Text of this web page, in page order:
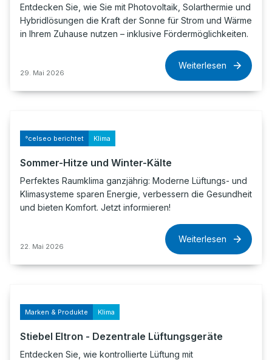
Entdecken Sie, wie Sie mit Photovoltaik, Solarthermie und
Hybridlösungen die Kraft der Sonne für Strom und Wärme
in Ihrem Zuhause nutzen – inklusive Fördermöglichkeiten.
29. Mai 2026
Weiterlesen
°celseo berichtet Klima
Sommer-Hitze und Winter-Kälte
Perfektes Raumklima ganzjährig: Moderne Lüftungs- und
Klimasysteme sparen Energie, verbessern die Gesundheit
und bieten Komfort. Jetzt informieren!
22. Mai 2026
Weiterlesen
Marken & Produkte Klima
Stiebel Eltron - Dezentrale Lüftungsgeräte
Entdecken Sie, wie kontrollierte Lüftung mit